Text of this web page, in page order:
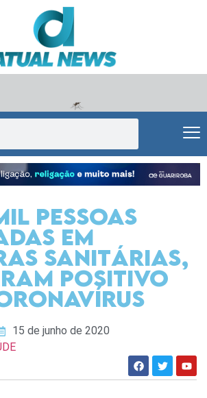
pessoas
em
sanitárias,
positivo
15 de junho de 2020